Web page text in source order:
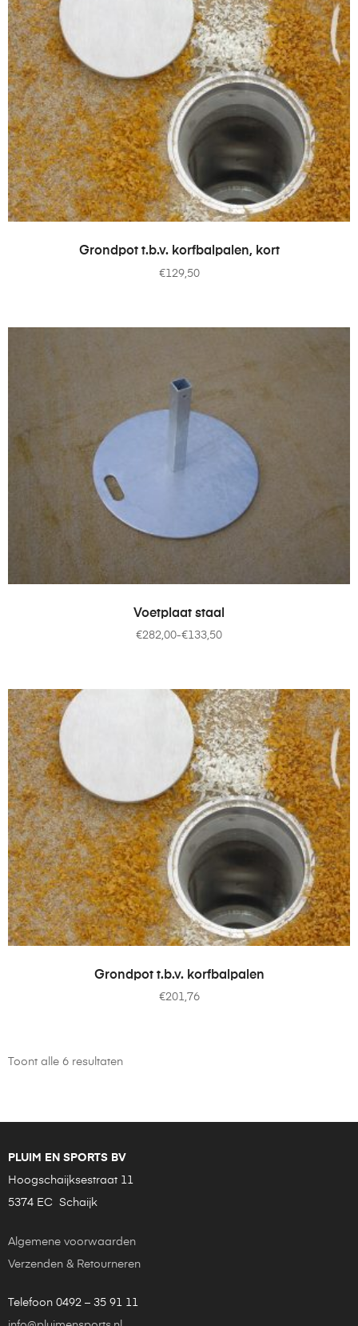
TOEVOEGEN AAN WINKELWAGEN
Grondpot t.b.v. korfbalpalen, kort
€129,50
OPTIES SELECTEREN
Voetplaat staal
€133,50
-
€282,00
TOEVOEGEN AAN WINKELWAGEN
Grondpot t.b.v. korfbalpalen
€201,76
Toont alle 6 resultaten
PLUIM EN SPORTS BV
Hoogschaijksestraat 11
5374 EC Schaijk
Algemene voorwaarden
Verzenden & Retourneren
Telefoon 0492 – 35 91 11